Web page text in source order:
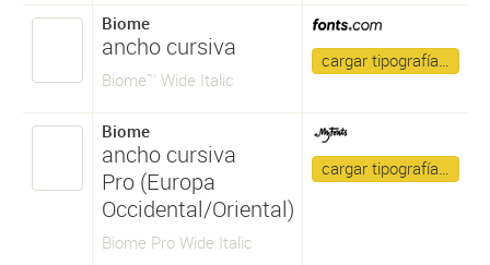
Biome
ancho cursiva
Biome™ Wide Italic
cargar tipografía…
Biome
ancho cursiva
Pro (Europa
Occidental/Oriental)
Biome Pro Wide Italic
cargar tipografía…